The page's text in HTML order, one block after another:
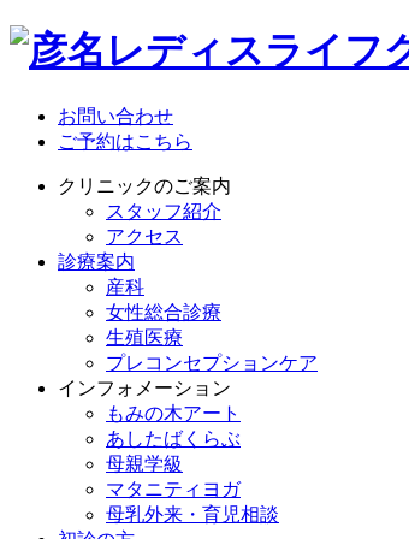
お問い合わせ
ご予約はこちら
クリニックのご案内
スタッフ紹介
アクセス
診療案内
産科
女性総合診療
生殖医療
プレコンセプションケア
インフォメーション
もみの木アート
あしたばくらぶ
母親学級
マタニティヨガ
母乳外来・育児相談